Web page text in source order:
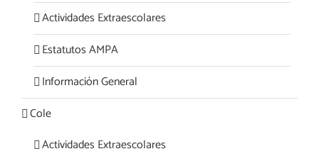
Actividades Extraescolares
Estatutos AMPA
Información General
Cole
Actividades Extraescolares